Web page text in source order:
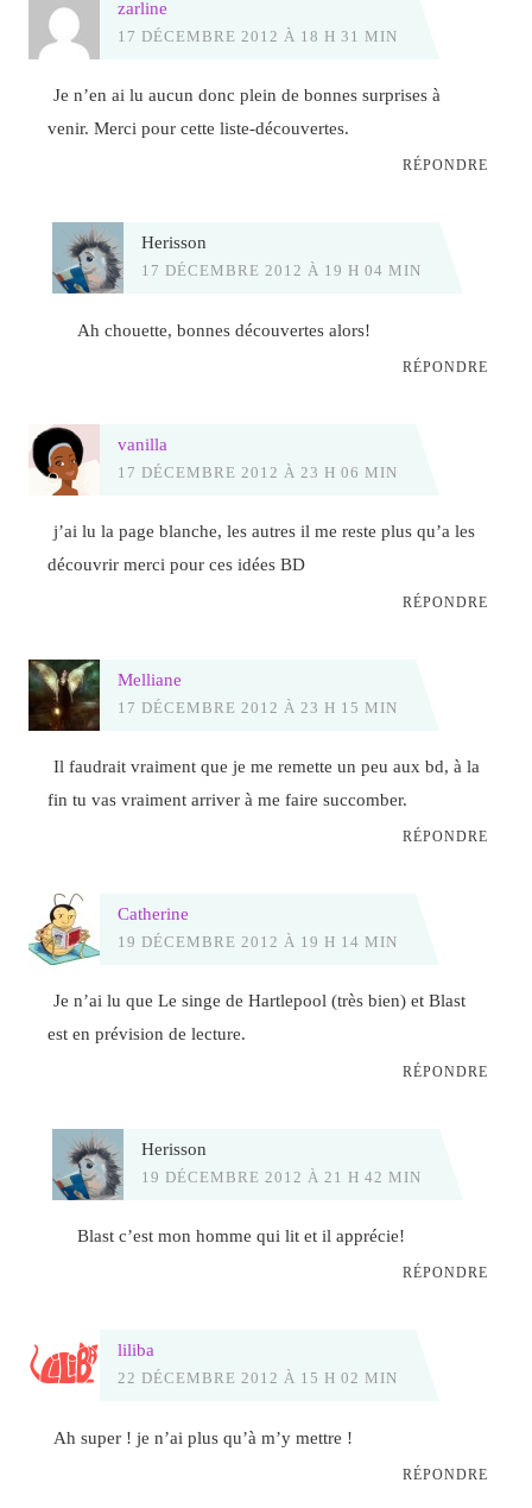
zarline
17 DÉCEMBRE 2012 À 18 H 31 MIN
Je n’en ai lu aucun donc plein de bonnes surprises à
venir. Merci pour cette liste-découvertes.
RÉPONDRE
Herisson
17 DÉCEMBRE 2012 À 19 H 04 MIN
Ah chouette, bonnes découvertes alors!
RÉPONDRE
vanilla
17 DÉCEMBRE 2012 À 23 H 06 MIN
j’ai lu la page blanche, les autres il me reste plus qu’a les
découvrir merci pour ces idées BD
RÉPONDRE
Melliane
17 DÉCEMBRE 2012 À 23 H 15 MIN
Il faudrait vraiment que je me remette un peu aux bd, à la
fin tu vas vraiment arriver à me faire succomber.
RÉPONDRE
Catherine
19 DÉCEMBRE 2012 À 19 H 14 MIN
Je n’ai lu que Le singe de Hartlepool (très bien) et Blast
est en prévision de lecture.
RÉPONDRE
Herisson
19 DÉCEMBRE 2012 À 21 H 42 MIN
Blast c’est mon homme qui lit et il apprécie!
RÉPONDRE
liliba
22 DÉCEMBRE 2012 À 15 H 02 MIN
Ah super ! je n’ai plus qu’à m’y mettre !
RÉPONDRE